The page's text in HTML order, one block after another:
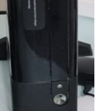
Add to